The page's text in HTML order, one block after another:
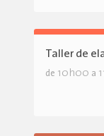
Taller de
de 10h00 a